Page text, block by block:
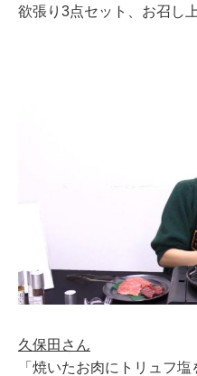
欲張り3点セット、お召し
久保田さん
「焼いたお肉にトリュフ